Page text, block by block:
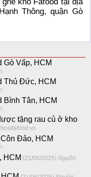
Thông, quận Gò
Gò Vấp, HCM
Thủ Đức, HCM
Bình Tân, HCM
tặng rau củ ở kho
Đảo, HCM
HCM (21/06/2025)Nguồn: